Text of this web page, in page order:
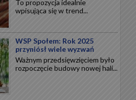
To propozycja idealnie
wpisująca się w trend...
WSP Społem: Rok 2025
przyniósł wiele wyzwań
Ważnym przedsięwzięciem było
rozpoczęcie budowy nowej hali...